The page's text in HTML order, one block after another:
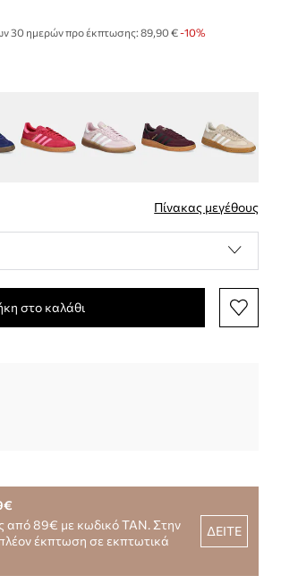
30 ημερών προ έκπτωσης: 89,90 € -10%
Πίνακας μεγέθους
στο καλάθι
από 89€ με κωδικό TAN. Στην
έκπτωση σε εκπτωτικά
ΔΕΙΤΕ